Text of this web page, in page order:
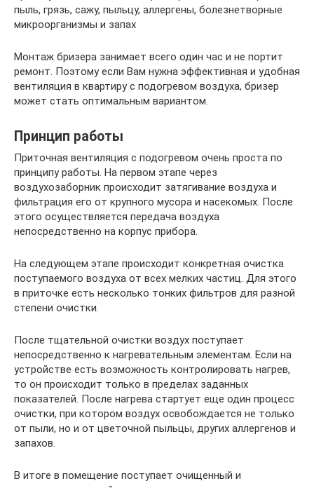
пыль, грязь, сажу, пыльцу, аллергены, болезнетворные
микроорганизмы и запах
Монтаж бризера занимает всего один час и не портит
ремонт. Поэтому если Вам нужна эффективная и удобная
вентиляция в квартиру с подогревом воздуха, бризер
может стать оптимальным вариантом.
Принцип работы
Приточная вентиляция с подогревом очень проста по
принципу работы. На первом этапе через
воздухозаборник происходит затягивание воздуха и
фильтрация его от крупного мусора и насекомых. После
этого осуществляется передача воздуха
непосредственно на корпус прибора.
На следующем этапе происходит конкретная очистка
поступаемого воздуха от всех мелких частиц. Для этого
в приточке есть несколько тонких фильтров для разной
степени очистки.
После тщательной очистки воздух поступает
непосредственно к нагревательным элементам. Если на
устройстве есть возможность контролировать нагрев,
то он происходит только в пределах заданных
показателей. После нагрева стартует еще один процесс
очистки, при котором воздух освобождается не только
от пыли, но и от цветочной пыльцы, других аллергенов и
запахов.
В итоге в помещение поступает очищенный и